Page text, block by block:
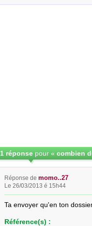
1 réponse pour «
Réponse de momo..27
Le 26/03/2013 é 15h44
Ta envoyer qu'en ton
Référence(s) :